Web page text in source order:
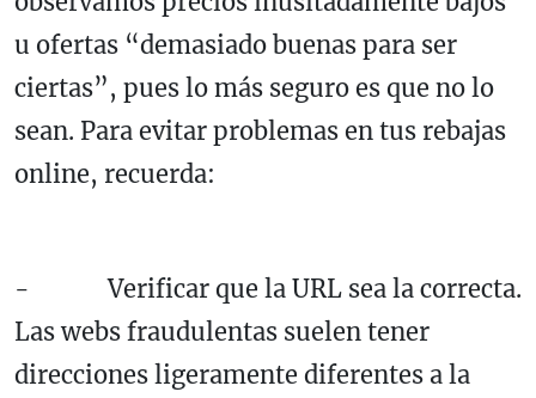
u ofertas “demasiado buenas para ser
ciertas”, pues lo más seguro es que no lo
sean. Para evitar problemas en tus rebajas
online, recuerda:
- Verificar que la URL sea la correcta.
Las webs fraudulentas suelen tener
direcciones ligeramente diferentes a la